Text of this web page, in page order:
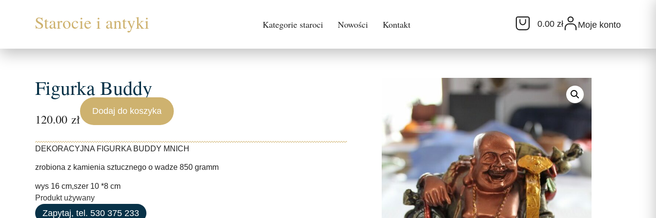
Kategorie staroci Nowości Kontakt 0.00 zł Moje konto
Figurka Buddy
120.00 zł
Dodaj do koszyka
DEKORACYJNA FIGURKA BUDDY MNICH
zrobiona z kamienia sztucznego o wadze 850 gramm
wys 16 cm,szer 10 *8 cm
Produkt używany
Zapytaj, tel. 530 375 233